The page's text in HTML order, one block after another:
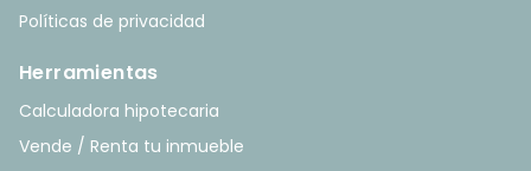
Políticas de privacidad
Herramientas
Calculadora hipotecaria
Vende / Renta tu inmueble